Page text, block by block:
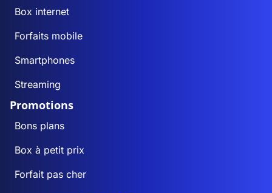
Box internet
Forfaits mobile
Smartphones
Streaming
Promotions
Bons plans
Box à petit prix
Forfait pas cher